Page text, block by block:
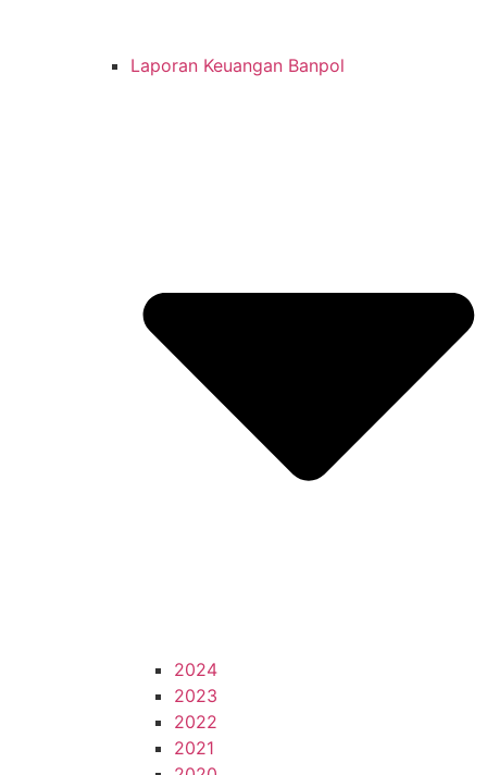
Laporan Keuangan Banpol
2024
2023
2022
2021